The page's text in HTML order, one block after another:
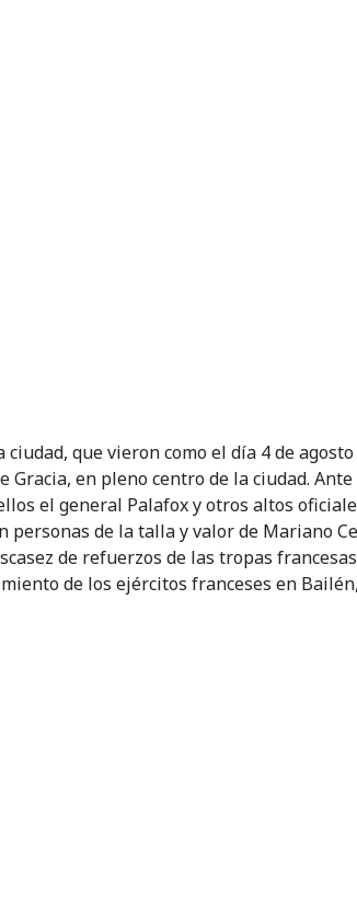
que vieron como el día 4 de
en pleno centro de la ciudad.
el general Palafox y otros altos
de la talla y valor de Mariano
de refuerzos de las tropas
de los ejércitos franceses en